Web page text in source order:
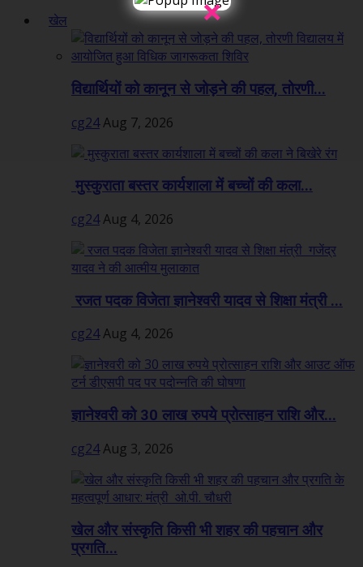
खेल
विद्यार्थियों को कानून से जोड़ने की पहल, तोरणी...
cg24Aug 7, 2026
मुस्कुराता बस्तर कार्यशाला में बच्चों की कला...
cg24Aug 4, 2026
रजत पदक विजेता ज्ञानेश्वरी यादव से शिक्षा मंत्री ...
cg24Aug 4, 2026
ज्ञानेश्वरी को 30 लाख रुपये प्रोत्साहन राशि और...
cg24Aug 3, 2026
खेल और संस्कृति किसी भी शहर की पहचान और
प्रगति...
×